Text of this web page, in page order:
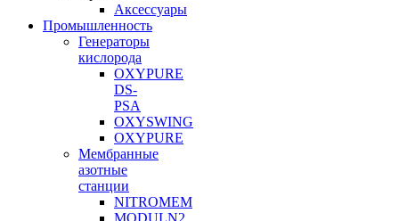
Аксессуары
Промышленность
Генераторы
кислорода
OXYPURE
DS-
PSA
OXYSWING
OXYPURE
Мембранные
азотные
станции
NITROMEM
MODULN2